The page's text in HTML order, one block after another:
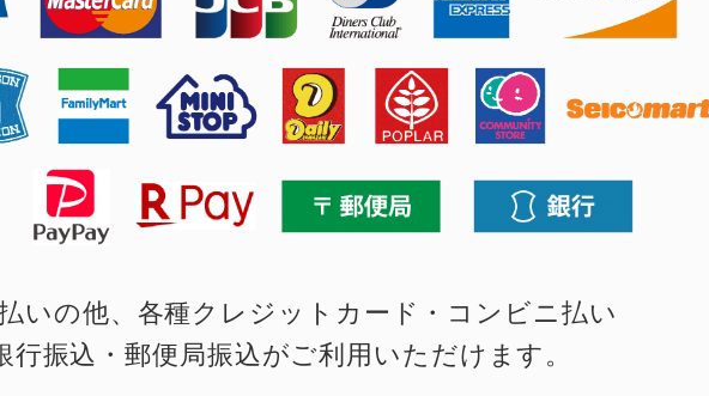
いの他、各種クレジットカード・コンビニ払い
行振込・郵便局振込がご利用いただけます。